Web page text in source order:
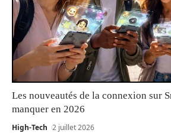
Les nouveautés de la connexion sur
manquer en 2026
High-Tech 2 juillet 2026